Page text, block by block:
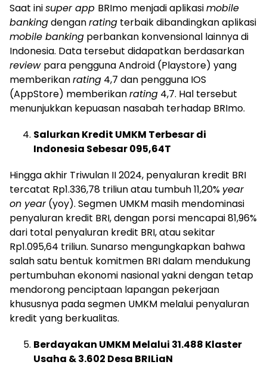
Saat inisuper app BRImo menjadi aplikasimobile
bankingdenganrating terbaik dibandingkan aplikasi
mobile banking perbankan konvensional lainnya di
Indonesia. Data tersebut didapatkan berdasarkan
review para pengguna Android (Playstore) yang
memberikanrating 4,7 dan pengguna IOS
(AppStore) memberikanrating 4,7. Hal tersebut
menunjukkan kepuasan nasabah terhadap BRImo.
Salurkan Kredit UMKM Terbesar di
Indonesia Sebesar095,64T
Hingga akhir Triwulan II 2024, penyaluran kredit BRI
tercatat Rp1.336,78 triliun atau tumbuh 11,20% year
on year(yoy). Segmen UMKM masih mendominasi
penyaluran kredit BRI, dengan porsi mencapai 81,96%
dari total penyaluran kredit BRI, atau sekitar
Rp1.095,64 triliun. Sunarso mengungkapkan bahwa
salah satu bentuk komitmen BRI dalam mendukung
pertumbuhan ekonomi nasional yakni dengan tetap
mendorong penciptaan lapangan pekerjaan
khususnya pada segmen UMKM melalui penyaluran
kredit yang berkualitas.
Berdayakan UMKM Melalui 31.488 Klaster
Usaha & 3.602 Desa BRILiaN